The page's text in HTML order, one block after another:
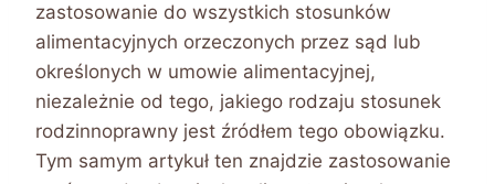
zastosowanie do wszystkich stosunków
alimentacyjnych orzeczonych przez sąd lub
określonych w umowie alimentacyjnej,
niezależnie od tego, jakiego rodzaju stosunek
rodzinnoprawny jest źródłem tego obowiązku.
Tym samym artykuł ten znajdzie zastosowanie